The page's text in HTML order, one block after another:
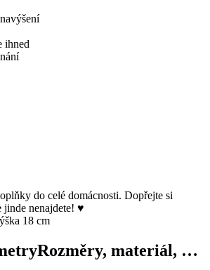
ihned
do celé domácnosti. Dopřejte si
nenajdete! ♥
18 cm
Rozměry, materiál, …